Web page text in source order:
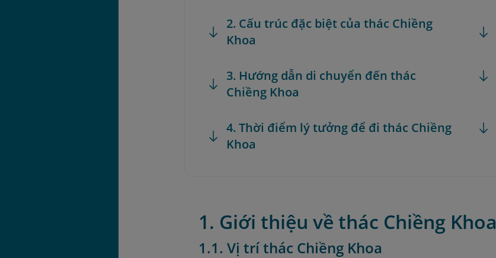
2. Cấu trúc đặc biệt của thác Chiềng
Khoa
3. Hướng dẫn di chuyển đến thác
Chiềng Khoa
4. Thời điểm lý tưởng để đi thác Chiềng
Khoa
1. Giới thiệu về thác Chiềng Khoa
1.1. Vị trí thác Chiềng Khoa